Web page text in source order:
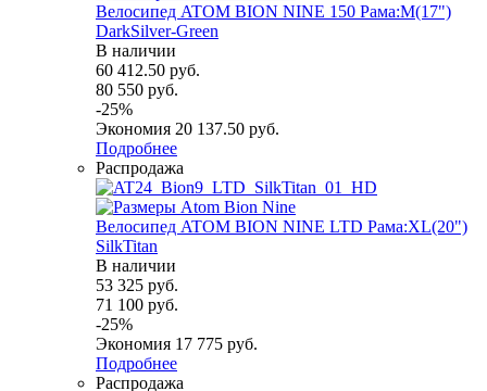
Велосипед ATOM BION NINE 150 Рама:M(17")
DarkSilver-Green
В наличии
60 412.50 руб.
80 550 руб.
-25%
Экономия 20 137.50 руб.
Подробнее
Распродажа
Велосипед ATOM BION NINE LTD Рама:XL(20")
SilkTitan
В наличии
53 325 руб.
71 100 руб.
-25%
Экономия 17 775 руб.
Подробнее
Распродажа